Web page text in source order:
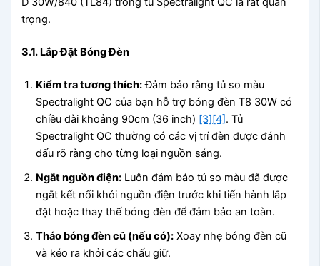
trọng.
3.1. Lắp Đặt Bóng Đèn
Kiểm tra tương thích:Đảm bảo rằng tủ so màu
Spectralight QC của bạn hỗ trợ bóng đèn T8 30W có
chiều dài khoảng 90cm (36 inch) [3][4]. Tủ
Spectralight QC thường có các vị trí đèn được đánh
dấu rõ ràng cho từng loại nguồn sáng.
Ngắt nguồn điện: Luôn đảm bảo tủ so màu đã được
ngắt kết nối khỏi nguồn điện trước khi tiến hành lắp
đặt hoặc thay thế bóng đèn để đảm bảo an toàn.
Tháo bóng đèn cũ (nếu có): Xoay nhẹ bóng đèn cũ
và kéo ra khỏi các chấu giữ.